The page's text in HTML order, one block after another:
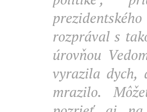
rozprával s
úrovňou
vyrazila dych,
mrazilo.